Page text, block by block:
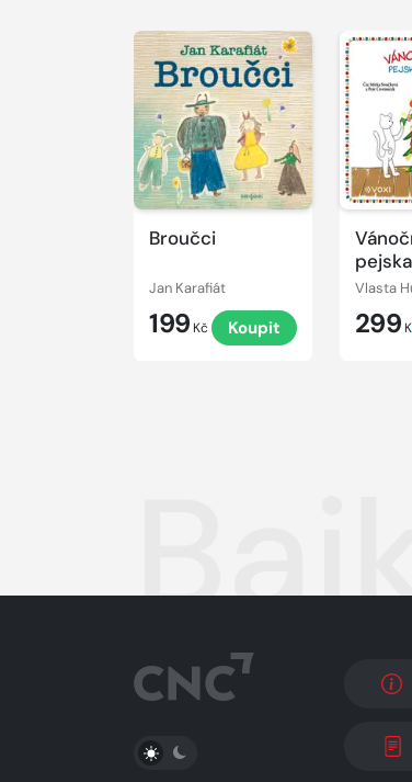
Broučci
Jan Karafiát
199 Kč Koupit
Přehrát
ukázku
Vlasta
299
Přehrát
ukázku
PŘEPNOUT SVĚTLÝ/TMAVÝ REŽIM